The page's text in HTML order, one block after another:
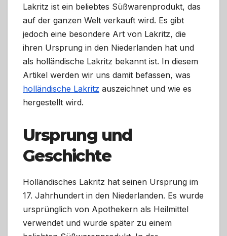
Lakritz ist ein beliebtes Süßwarenprodukt, das
auf der ganzen Welt verkauft wird. Es gibt
jedoch eine besondere Art von Lakritz, die
ihren Ursprung in den Niederlanden hat und
als holländische Lakritz bekannt ist. In diesem
Artikel werden wir uns damit befassen, was
holländische Lakritz auszeichnet und wie es
hergestellt wird.
Ursprung und
Geschichte
Holländisches Lakritz hat seinen Ursprung im
17. Jahrhundert in den Niederlanden. Es wurde
ursprünglich von Apothekern als Heilmittel
verwendet und wurde später zu einem